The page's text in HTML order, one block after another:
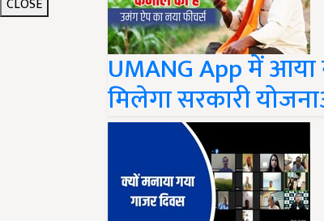
UMANG App में आया
मिलेगा सरकारी